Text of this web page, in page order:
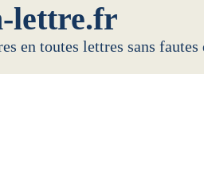
lettre.fr
en toutes lettres sans